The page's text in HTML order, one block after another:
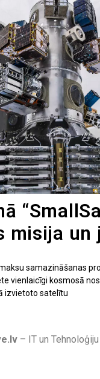
misija un
samazināšanas
vienlaicīgi kosmosā
izvietoto satelītu
– IT un